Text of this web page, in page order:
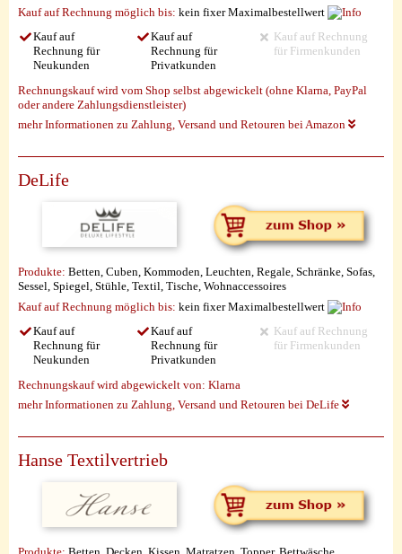
Kauf auf Rechnung möglich bis: kein fixer Maximalbestellwert
Kauf auf
Rechnung für
Neukunden
Kauf auf
Rechnung für
Privatkunden
Kauf auf Rechnung
für Firmenkunden
Rechnungskauf wird vom Shop selbst abgewickelt (ohne Klarna, PayPal
oder andere Zahlungsdienstleister)
mehr Informationen zu Zahlung, Versand und Retouren bei Amazon
DeLife
Produkte: Betten, Cuben, Kommoden, Leuchten, Regale, Schränke, Sofas,
Sessel, Spiegel, Stühle, Textil, Tische, Wohnaccessoires
Kauf auf Rechnung möglich bis: kein fixer Maximalbestellwert
Kauf auf
Rechnung für
Neukunden
Kauf auf
Rechnung für
Privatkunden
Kauf auf Rechnung
für Firmenkunden
Rechnungskauf wird abgewickelt von: Klarna
mehr Informationen zu Zahlung, Versand und Retouren bei DeLife
Hanse Textilvertrieb